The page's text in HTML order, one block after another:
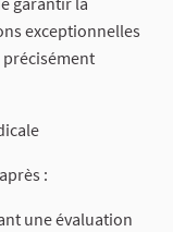
exceptionnelles
précisément
:
une évaluation